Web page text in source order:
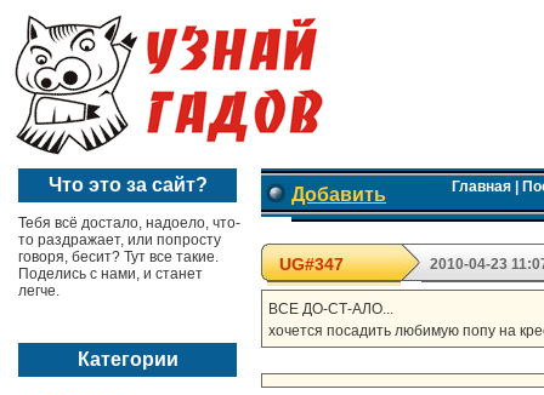
Что это за сайт?
Тебя всё достало, надоело, что-
то раздражает, или попросту
говоря, бесит? Тут все такие.
Поделись с нами, и станет
легче.
Категории
Добавить Главная|
UG#347 2010-04-23
ВСЕ ДО-СТ-АЛО...
хочется посадить любимую попу на